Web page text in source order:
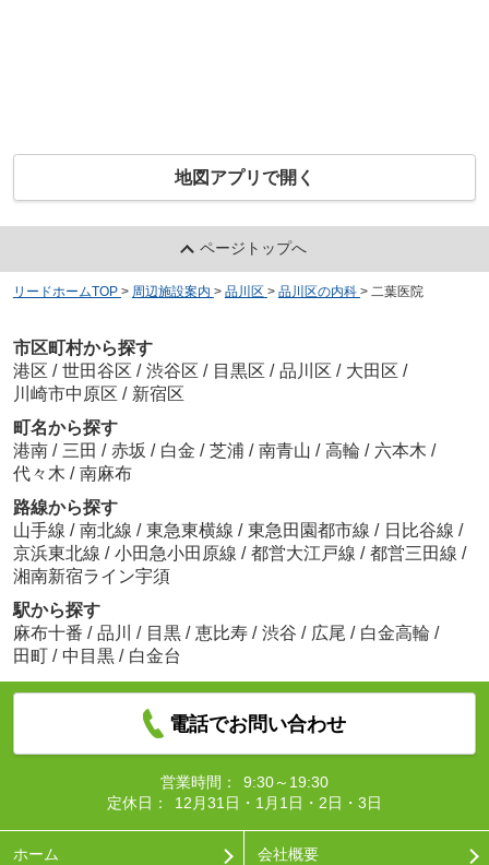
地図アプリで開く
ページトップへ
リードホームTOP > 周辺施設案内 > 品川区 > 品川区の内科 > 二葉医院
市区町村から探す
港区 / 世田谷区 / 渋谷区 / 目黒区 / 品川区 / 大田区 /
川崎市中原区 / 新宿区
町名から探す
港南 / 三田 / 赤坂 / 白金 / 芝浦 / 南青山 / 高輪 / 六本木 /
代々木 / 南麻布
路線から探す
山手線 / 南北線 / 東急東横線 / 東急田園都市線 / 日比谷線 /
京浜東北線 / 小田急小田原線 / 都営大江戸線 / 都営三田線 /
湘南新宿ライン宇須
駅から探す
麻布十番 / 品川 / 目黒 / 恵比寿 / 渋谷 / 広尾 / 白金高輪 /
田町 / 中目黒 / 白金台
電話でお問い合わせ
営業時間：
9:30～19:30
定休日：
12月31日・1月1日・2日・3日
ホーム 会社概要